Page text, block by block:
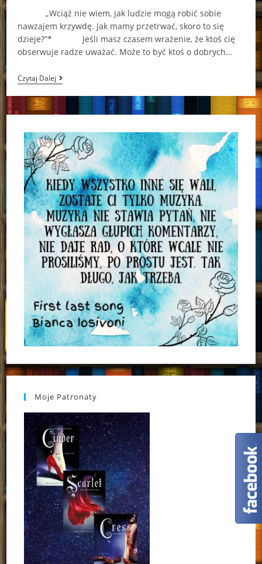
„Wciąż nie wiem, jak ludzie mogą robić sobie
nawzajem krzywdę. Jak mamy przetrwać, skoro to się
dzieje?”* Jeśli masz czasem wrażenie, że ktoś cię
obserwuje radze uważać. Może to być ktoś o dobrych…
Czytaj DalejPoznaj
Swoje
Przeznaczenie…
–
Jones)
Moje Patronaty